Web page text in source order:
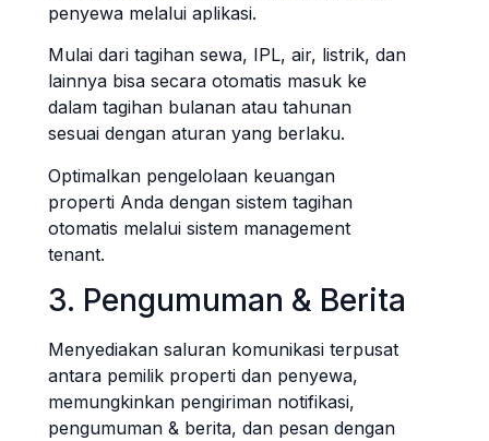
penyewa melalui aplikasi.
Mulai dari tagihan sewa, IPL, air, listrik, dan
lainnya bisa secara otomatis masuk ke
dalam tagihan bulanan atau tahunan
sesuai dengan aturan yang berlaku.
Optimalkan pengelolaan keuangan
properti Anda dengan sistem tagihan
otomatis melalui sistem management
tenant.
3. Pengumuman & Berita
Menyediakan saluran komunikasi terpusat
antara pemilik properti dan penyewa,
memungkinkan pengiriman notifikasi,
pengumuman & berita, dan pesan dengan